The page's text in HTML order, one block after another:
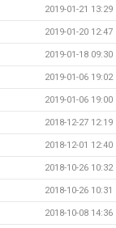
2019-01-21 13:29
2019-01-20 12:47
2019-01-18 09:30
2019-01-06 19:02
2019-01-06 19:00
2018-12-27 12:19
2018-12-01 12:40
2018-10-26 10:32
2018-10-26 10:31
2018-10-08 14:36